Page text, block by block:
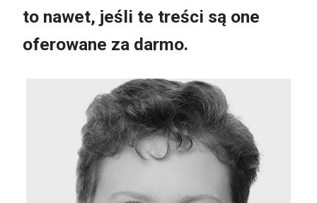
to nawet, jeśli te treści są one
oferowane za darmo.